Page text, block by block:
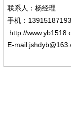
联系人：杨经理
手机 ： 13915187193
http://
E-mail: